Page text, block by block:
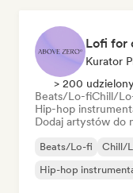
Lofi for
Kurator
> 200
Beats/Lo-fiChill/
Hip-hop
Dodaj artystów do
Beats/Lo-fi Chill/
Hip-hop